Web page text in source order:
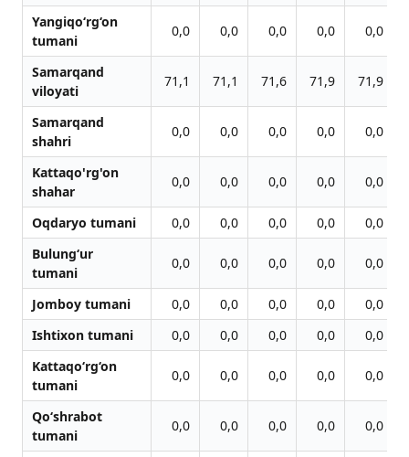
Yangiqo‘rg‘on
tumani
0,0 0,0 0,0 0,0 0,0
Samarqand
viloyati
71,1 71,1 71,6 71,9 71,9
Samarqand
shahri
0,0 0,0 0,0 0,0 0,0
Kattaqo'rg'on
shahar
0,0 0,0 0,0 0,0 0,0
Oqdaryo tumani 0,0 0,0 0,0 0,0
0,0
Bulung‘ur
tumani
0,0 0,0 0,0 0,0 0,0
Jomboy tumani 0,0 0,0 0,0 0,0
0,0
Ishtixon tumani
0,0 0,0 0,0 0,0
0,0
Kattaqo‘rg‘on
tumani
0,0 0,0 0,0 0,0 0,0
Qo‘shrabot
tumani
0,0 0,0 0,0 0,0 0,0